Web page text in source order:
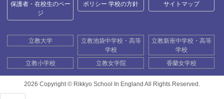
保護者・在校生のペー
ジ
ポリシー 学校の方針 サイトマップ
立教大学
立教池袋中学校・高等
学校
立教新座中学校・高等
学校
立教小学校
立教女学院 香蘭女学校
2026 Copyright © Rikkyo School In England All Rights Reserved.